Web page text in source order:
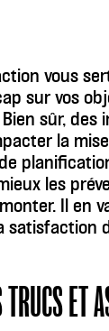
vous
sur vos
sûr, des
la
les
Il en
satisfaction
TRUCS ET